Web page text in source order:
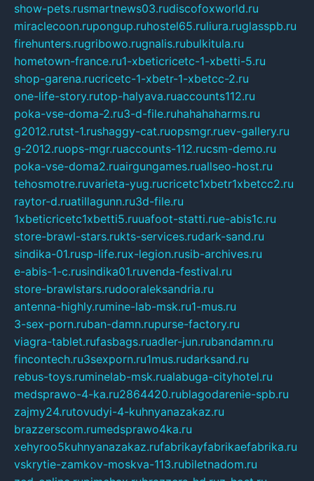
show-pets.rusmartnews03.rudiscofoxworld.ru
miraclecoon.rupongup.ruhostel65.ruliura.ruglasspb.ru
firehunters.rugribowo.rugnalis.rubulkitula.ru
hometown-france.ru1-xbeticricetc-1-xbetti-5.ru
shop-garena.rucricetc-1-xbetr-1-xbetcc-2.ru
one-life-story.rutop-halyava.ruaccounts112.ru
poka-vse-doma-2.ru3-d-file.ruhahahaharms.ru
g2012.rutst-1.rushaggy-cat.ruopsmgr.ruev-gallery.ru
g-2012.ruops-mgr.ruaccounts-112.rucsm-demo.ru
poka-vse-doma2.ruairgungames.ruallseo-host.ru
tehosmotre.ruvarieta-yug.rucricetc1xbetr1xbetcc2.ru
raytor-d.ruatillagunn.ru3d-file.ru
1xbeticricetc1xbetti5.ruuafoot-statti.rue-abis1c.ru
store-brawl-stars.rukts-services.rudark-sand.ru
sindika-01.rusp-life.rux-legion.rusib-archives.ru
e-abis-1-c.rusindika01.ruvenda-festival.ru
store-brawlstars.rudooraleksandria.ru
antenna-highly.rumine-lab-msk.ru1-mus.ru
3-sex-porn.ruban-damn.rupurse-factory.ru
viagra-tablet.rufasbags.ruadler-jun.rubandamn.ru
fincontech.ru3sexporn.ru1mus.rudarksand.ru
rebus-toys.ruminelab-msk.rualabuga-cityhotel.ru
medsprawo-4-ka.ru2864420.rublagodarenie-spb.ru
zajmy24.rutovudyi-4-kuhnyanazakaz.ru
brazzerscom.rumedsprawo4ka.ru
xehyroo5kuhnyanazakaz.rufabrikayfabrikaefabrika.ru
vskrytie-zamkov-moskva-113.rubiletnadom.ru